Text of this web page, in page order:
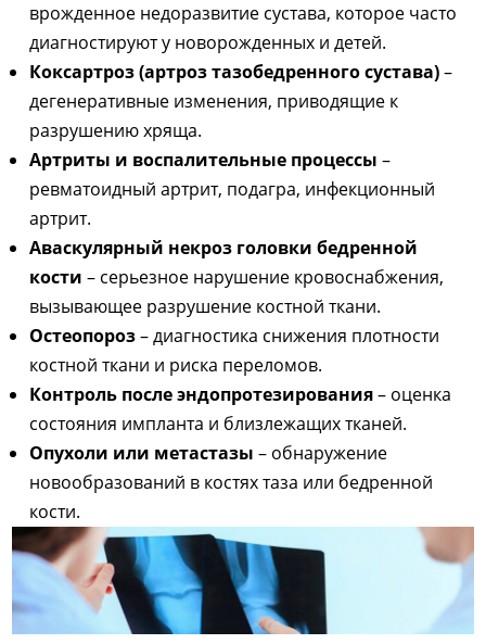
врожденное недоразвитие сустава, которое часто
диагностируют у новорожденных и детей.
Коксартроз (артроз тазобедренного сустава)–
дегенеративные изменения, приводящие к
разрушению хряща.
Артриты и воспалительные процессы –
ревматоидный артрит, подагра, инфекционный
артрит.
Аваскулярный некроз головки бедренной
кости – серьезное нарушение кровоснабжения,
вызывающее разрушение костной ткани.
Остеопороз– диагностика снижения плотности
костной ткани и риска переломов.
Контроль после эндопротезирования– оценка
состояния импланта и близлежащих тканей.
Опухоли или метастазы – обнаружение
новообразований в костях таза или бедренной
кости.